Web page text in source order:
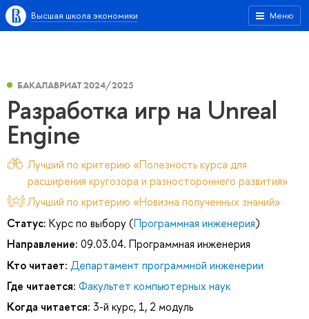
Меню
Высшая школа экономики
БАКАЛАВРИАТ 2024/2025
Разработка игр на Unreal
Engine
Лучший по критерию «Полезность курса для
расширения кругозора и разностороннего развития»
Лучший по критерию «Новизна полученных знаний»
Статус: Курс по выбору (Программная инженерия)
Направление: 09.03.04. Программная инженерия
Кто читает: Департамент программной инженерии
Где читается: Факультет компьютерных наук
Когда читается: 3-й курс, 1, 2 модуль